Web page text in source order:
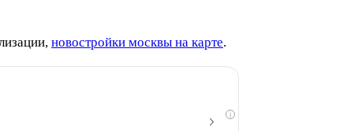
новостройки москвы на карте.
i